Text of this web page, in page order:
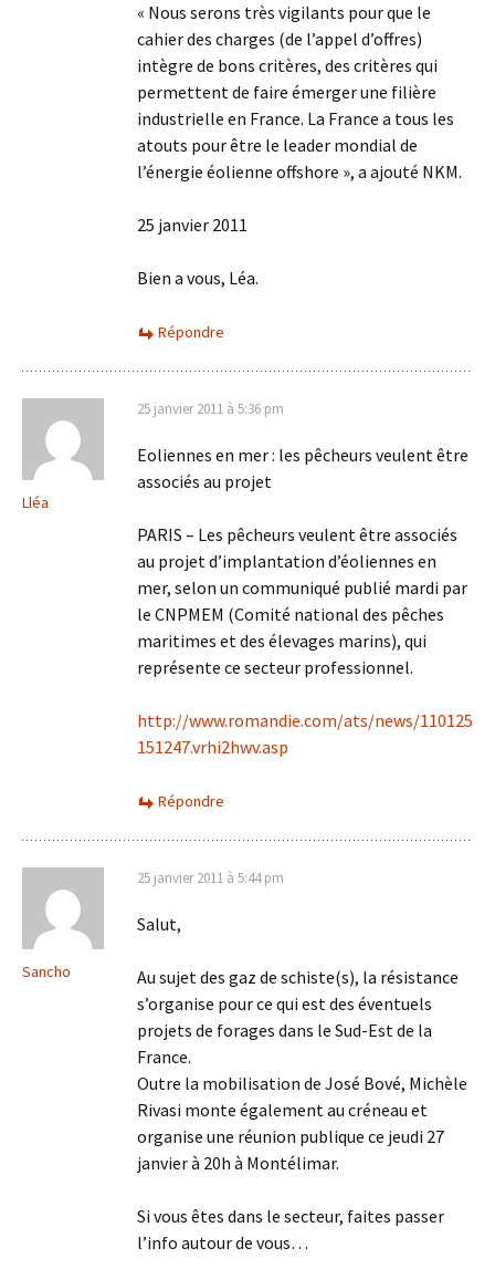
« Nous serons très vigilants pour que le
cahier des charges (de l’appel d’offres)
intègre de bons critères, des critères qui
permettent de faire émerger une filière
industrielle en France. La France a tous les
atouts pour être le leader mondial de
l’énergie éolienne offshore », a ajouté NKM.
25 janvier 2011
Bien a vous, Léa.
Répondre
Lléa
25 janvier 2011 à 5:36 pm
Eoliennes en mer : les pêcheurs veulent être
associés au projet
PARIS – Les pêcheurs veulent être associés
au projet d’implantation d’éoliennes en
mer, selon un communiqué publié mardi par
le CNPMEM (Comité national des pêches
maritimes et des élevages marins), qui
représente ce secteur professionnel.
http://www.romandie.com/ats/news/110125
151247.vrhi2hwv.asp
Répondre
Sancho
25 janvier 2011 à 5:44 pm
Salut,
Au sujet des gaz de schiste(s), la résistance
s’organise pour ce qui est des éventuels
projets de forages dans le Sud-Est de la
France.
Outre la mobilisation de José Bové, Michèle
Rivasi monte également au créneau et
organise une réunion publique ce jeudi 27
janvier à 20h à Montélimar.
Si vous êtes dans le secteur, faites passer
l’info autour de vous…